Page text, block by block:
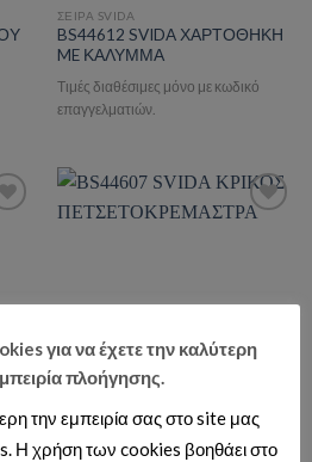
ΣΕΙΡΑ SVIDA
BS44612 SVIDA ΧΑΡΤΟΘΗΚΗ
ME ΚΑΛΥΜΜΑ
Τιμές διαθέσιμες μόνο με κωδικό
επαγγελματιών.
ΣΕΙΡΑ SVIDA
BS44607 SVIDA ΚΡΙΚΟΣ
για να έχετε την καλύτερη
πλοήγησης.
την εμπειρία σας στο site μας
Η χρήση των cookies βοηθάει στο